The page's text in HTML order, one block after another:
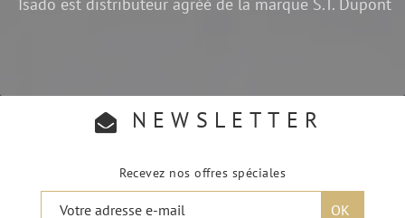
NEWSLETTER
Recevez nos offres spéciales